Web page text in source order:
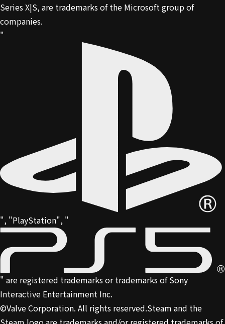
Series X|S, are trademarks of the Microsoft group of
companies.
"
", "PlayStation", "
" are registered trademarks or trademarks of Sony
Interactive Entertainment Inc.
©Valve Corporation. All rights reserved.Steam and the